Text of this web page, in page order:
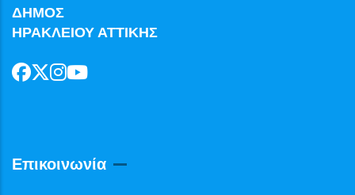
ΔΗΜΟΣ
ΗΡΑΚΛΕΙΟΥ ΑΤΤΙΚΗΣ
Επικοινωνία